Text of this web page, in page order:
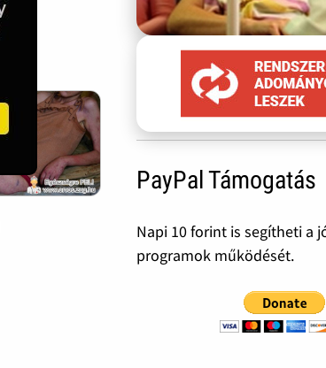
PayPal Támogatás
Napi 10 forint is segítheti a
programok működését.